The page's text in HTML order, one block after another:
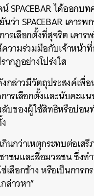
SPACEBAR ได้ออกบ
ว่า SPACEBAR เคารพ
รเลือกตั้งที่สุจริต เคาร
วามร่วมมือกับเจ้าหน้า
ากฏอย่างโปร่งใส
กล่าวมีวัตถุประสงค์เพื่อ
ารเลือกตั้งและนับคะแ
ลับของผู้ใช้สิทธิหรือบ่อน
กินกว่าเหตุกระทบต่อเส
าชนและสื่อมวลชน ซึ่งท
เลือกข้าง หรือเป็นการ
ล่าวหา”